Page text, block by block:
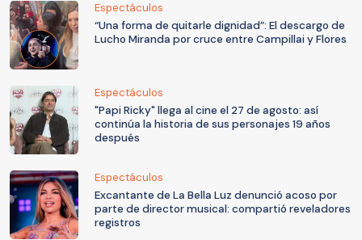
Espectáculos
“Una forma de quitarle dignidad”: El descargo de
Lucho Miranda por cruce entre Campillai y Flores
Espectáculos
"Papi Ricky" llega al cine el 27 de agosto: así
continúa la historia de sus personajes 19 años
después
Espectáculos
Excantante de La Bella Luz denunció acoso por
parte de director musical: compartió reveladores
registros